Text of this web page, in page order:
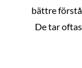
bättre
De tar